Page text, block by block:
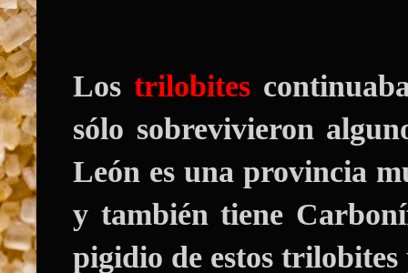
Los trilobites
sólo sobrevivieron
León es una provincia
y también tiene
pigidio de estos